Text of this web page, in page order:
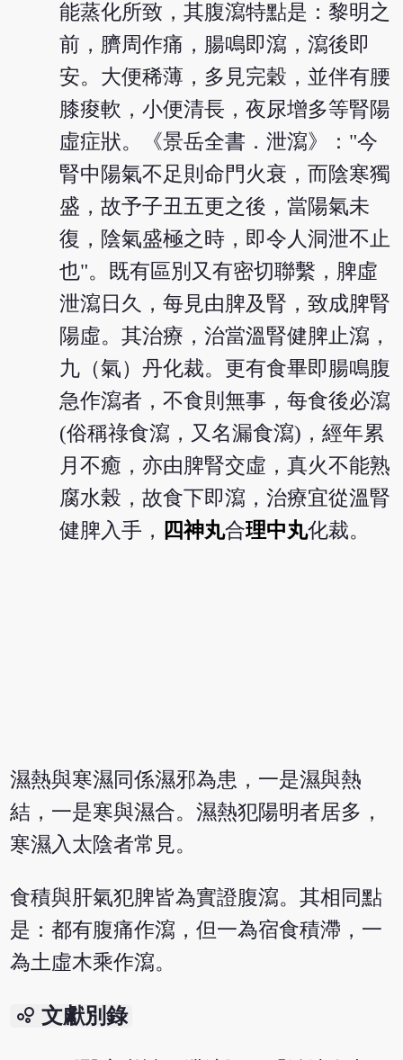
能蒸化所致，其腹瀉特點是：黎明之
前，臍周作痛，腸鳴即瀉，瀉後即
安。大便稀薄，多見完穀，並伴有腰
膝痠軟，小便清長，夜尿增多等腎陽
虛症狀。《景岳全書．泄瀉》："今
腎中陽氣不足則命門火衰，而陰寒獨
盛，故予子丑五更之後，當陽氣未
復，陰氣盛極之時，即令人洞泄不止
也"。既有區別又有密切聯繫，脾虛
泄瀉日久，每見由脾及腎，致成脾腎
陽虛。其治療，治當溫腎健脾止瀉，
九（氣）丹化裁。更有食畢即腸鳴腹
急作瀉者，不食則無事，每食後必瀉
(俗稱祿食瀉，又名漏食瀉)，經年累
月不癒，亦由脾腎交虛，真火不能熟
腐水榖，故食下即瀉，治療宜從溫腎
健脾入手， 四神丸合理中丸化裁。
濕熱與寒濕同係濕邪為患，一是濕與熱
結，一是寒與濕合。濕熱犯陽明者居多，
寒濕入太陰者常見。
食積與肝氣犯脾皆為實證腹瀉。其相同點
是：都有腹痛作瀉，但一為宿食積滯，一
為土虛木乘作瀉。
bubble_chart 文獻別錄